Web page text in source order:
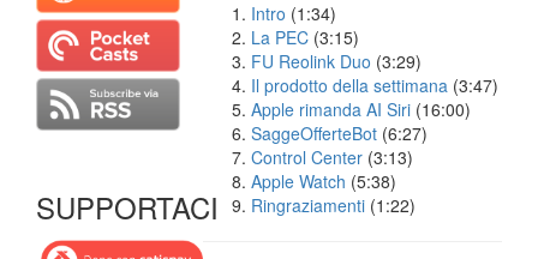
SUPPORTACI
Intro (1:34)
La PEC (3:15)
FU Reolink Duo (3:29)
Il prodotto della settimana (3:47)
Apple rimanda AI Siri (16:00)
SaggeOfferteBot (6:27)
Control Center (3:13)
Apple Watch (5:38)
Ringraziamenti (1:22)